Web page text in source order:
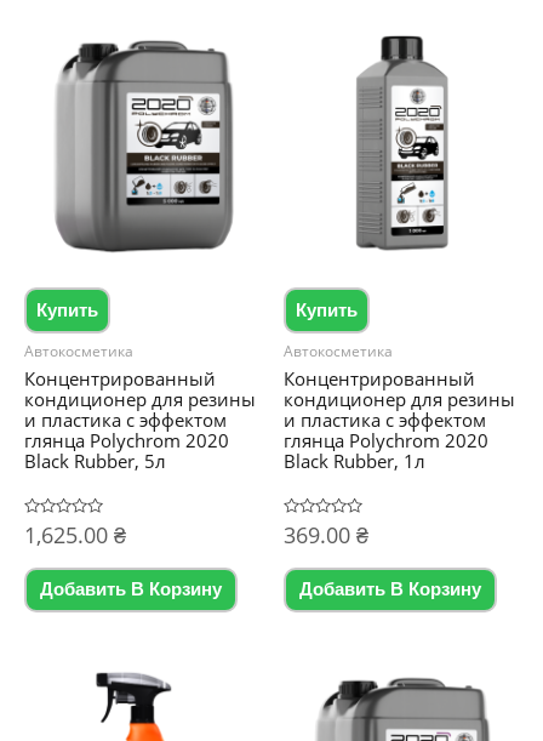
вариаций.
Опции
можно
выбрать
на
странице
товара.
вариаций.
Опции
можно
выбрать
на
странице
Купить
Автокосметика
Концентрированный
кондиционер для резины
и пластика с эффектом
глянца Polychrom 2020
Black Rubber, 5л
Оценка
0
5
1,625.00 ₴
Добавить В Корзину
Купить
Автокосметика
Концентрированный
кондиционер для резины
и пластика с эффектом
глянца Polychrom 2020
Black Rubber, 1л
Оценка
0
5
369.00 ₴
Добавить В Корзину